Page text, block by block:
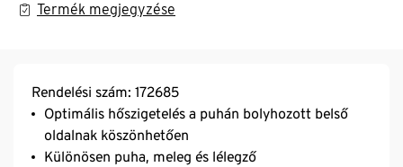
Termék megjegyzése
Rendelési szám: 172685
Optimális hőszigetelés a puhán bolyhozott belső
oldalnak köszönhetően
Különösen puha, meleg és lélegző